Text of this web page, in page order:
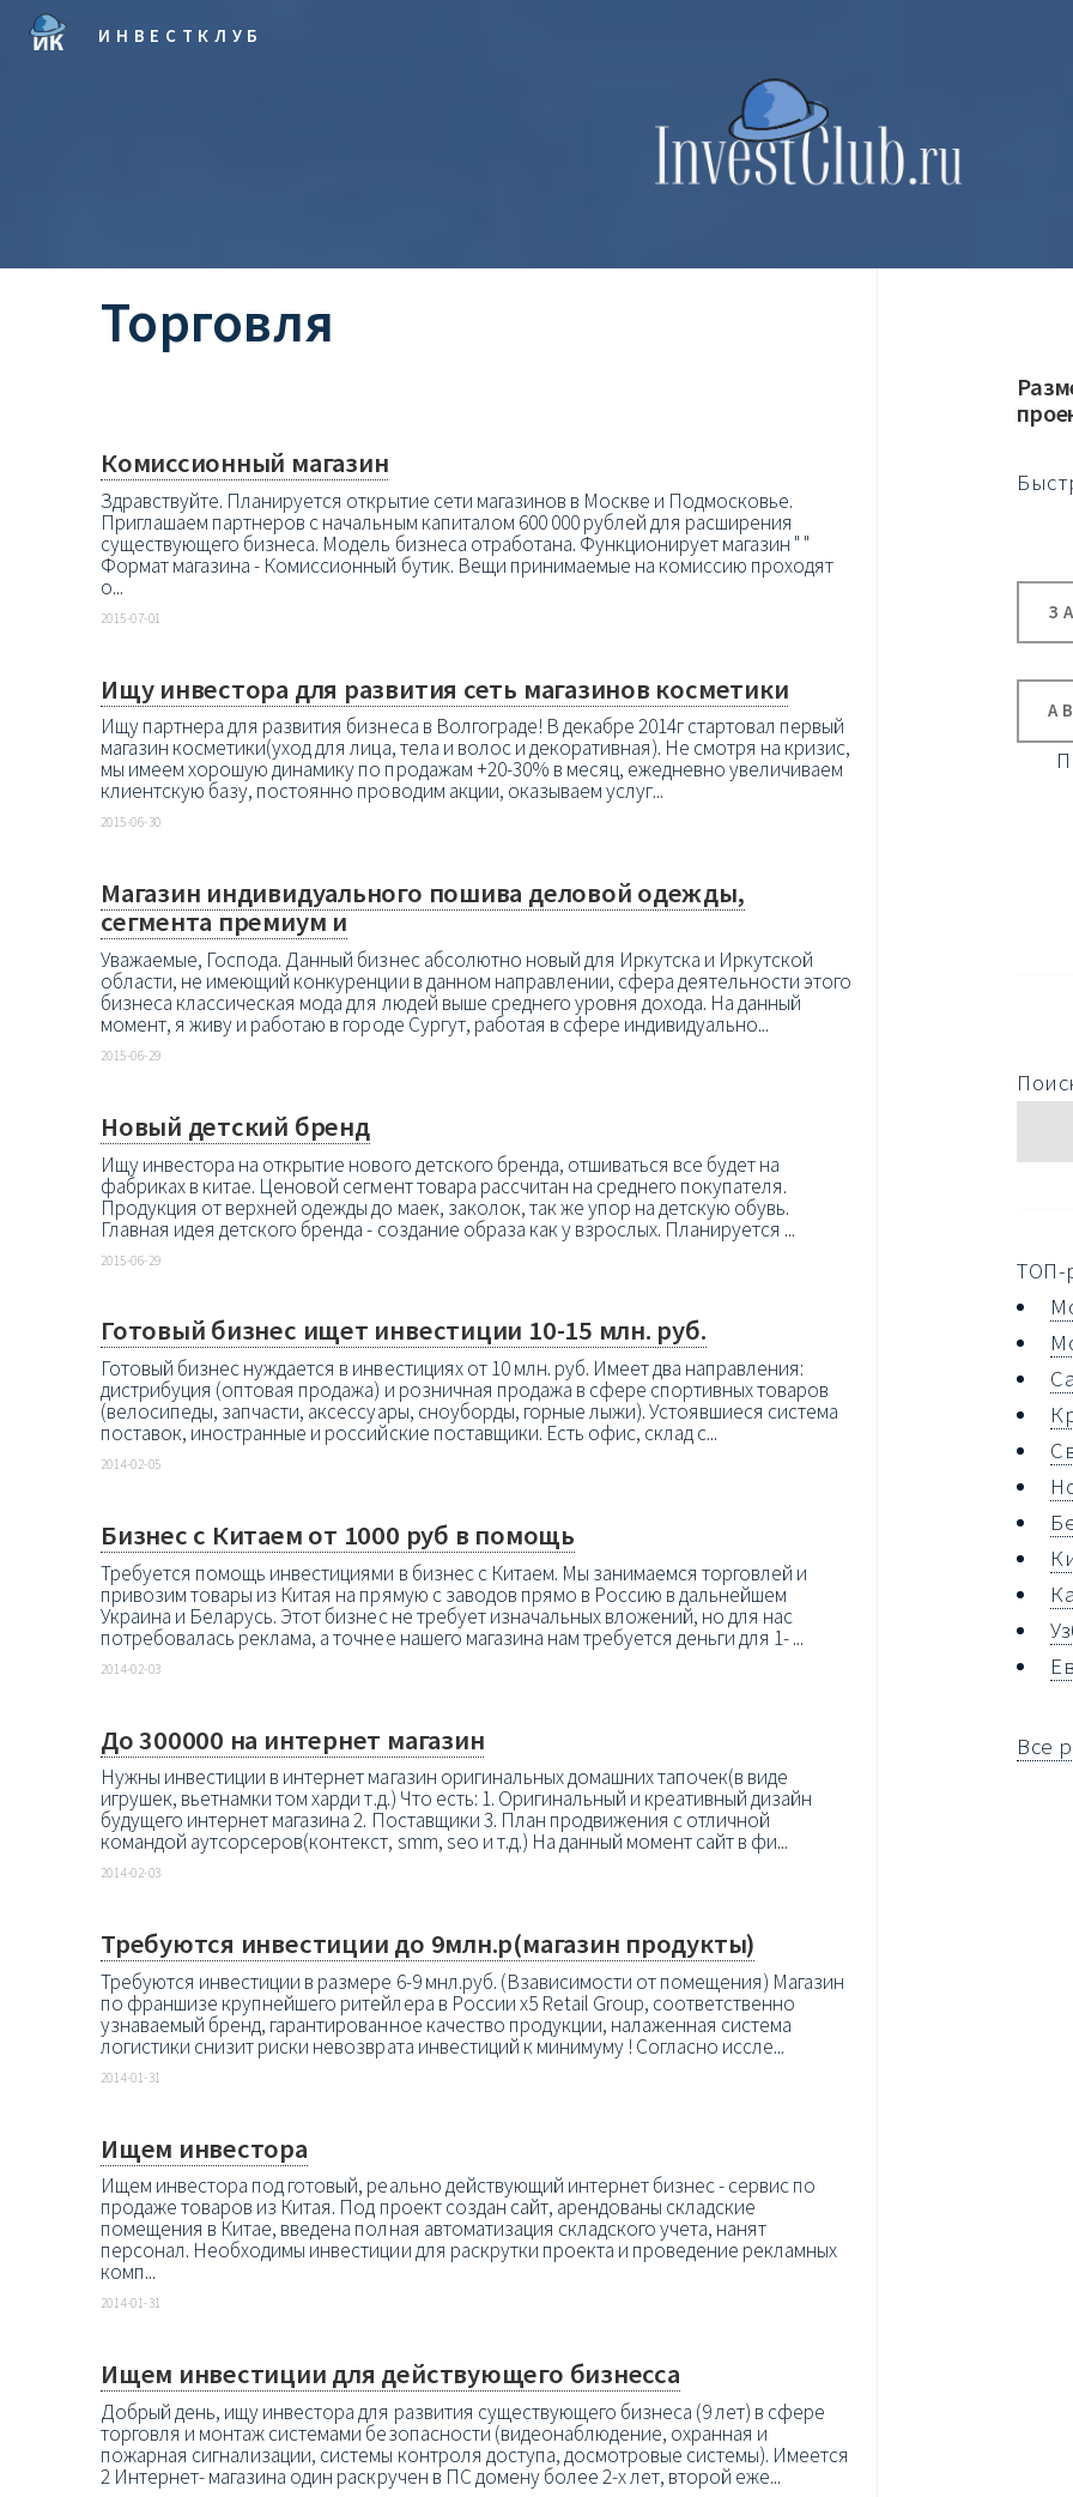
ИНВЕСТКЛУБ
Торговля
Комиссионный магазин
Здравствуйте. Планируется открытие сети магазинов в Москве и Подмосковье.
Приглашаем партнеров с начальным капиталом 600 000 рублей для расширения
существующего бизнеса. Модель бизнеса отработана. Функционирует магазин " "
Формат магазина - Комиссионный бутик. Вещи принимаемые на комиссию проходят
о...
2015-07-01
Ищу инвестора для развития сеть магазинов косметики
Ищу партнера для развития бизнеса в Волгограде! В декабре 2014г стартовал первый
магазин косметики(уход для лица, тела и волос и декоративная). Не смотря на кризис,
мы имеем хорошую динамику по продажам +20-30% в месяц, ежедневно увеличиваем
клиентскую базу, постоянно проводим акции, оказываем услуг...
2015-06-30
Магазин индивидуального пошива деловой одежды,
сегмента премиум и
Уважаемые, Господа. Данный бизнес абсолютно новый для Иркутска и Иркутской
области, не имеющий конкуренции в данном направлении, сфера деятельности этого
бизнеса классическая мода для людей выше среднего уровня дохода. На данный
момент, я живу и работаю в городе Сургут, работая в сфере индивидуально...
2015-06-29
Новый детский бренд
Ищу инвестора на открытие нового детского бренда, отшиваться все будет на
фабриках в китае. Ценовой сегмент товара рассчитан на среднего покупателя.
Продукция от верхней одежды до маек, заколок, так же упор на детскую обувь.
Главная идея детского бренда - создание образа как у взрослых. Планируется ...
2015-06-29
Готовый бизнес ищет инвестиции 10-15 млн. руб.
Готовый бизнес нуждается в инвестициях от 10 млн. руб. Имеет два направления:
дистрибуция (оптовая продажа) и розничная продажа в сфере спортивных товаров
(велосипеды, запчасти, аксессуары, сноуборды, горные лыжи). Устоявшиеся система
поставок, иностранные и российские поставщики. Есть офис, склад с...
2014-02-05
Бизнес с Китаем от 1000 руб в помощь
Требуется помощь инвестициями в бизнес с Китаем. Мы занимаемся торговлей и
привозим товары из Китая на прямую с заводов прямо в Россию в дальнейшем
Украина и Беларусь. Этот бизнес не требует изначальных вложений, но для нас
потребовалась реклама, а точнее нашего магазина нам требуется деньги для 1- ...
2014-02-03
До 300000 на интернет магазин
Нужны инвестиции в интернет магазин оригинальных домашних тапочек(в виде
игрушек, вьетнамки том харди т.д.) Что есть: 1. Оригинальный и креативный дизайн
будущего интернет магазина 2. Поставщики 3. План продвижения с отличной
командой аутсорсеров(контекст, smm, seo и т.д.) На данный момент сайт в фи...
2014-02-03
Требуются инвестиции до 9млн.р(магазин продукты)
Требуются инвестиции в размере 6-9 мнл.руб. (Взависимости от помещения) Магазин
по франшизе крупнейшего ритейлера в России x5 Retail Group, соответственно
узнаваемый бренд, гарантированное качество продукции, налаженная система
логистики снизит риски невозврата инвестиций к минимуму ! Согласно иссле...
2014-01-31
Ищем инвестора
Ищем инвестора под готовый, реально действующий интернет бизнес - сервис по
продаже товаров из Китая. Под проект создан сайт, арендованы складские
помещения в Китае, введена полная автоматизация складского учета, нанят
персонал. Необходимы инвестиции для раскрутки проекта и проведение рекламных
комп...
2014-01-31
Ищем инвестиции для действующего бизнесса
Добрый день, ищу инвестора для развития существующего бизнеса (9 лет) в сфере
торговля и монтаж системами безопасности (видеонаблюдение, охранная и
пожарная сигнализации, системы контроля доступа, досмотровые системы). Имеется
2 Интернет- магазина один раскручен в ПС домену более 2-х лет, второй еже...
ТОП-
Все